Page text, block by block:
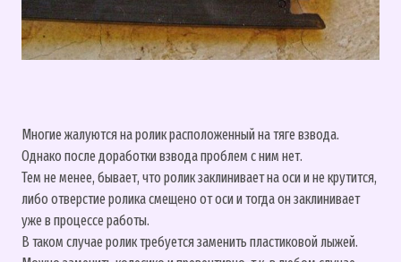
Многие жалуются на ролик расположенный на тяге взвода.
Однако после доработки взвода проблем с ним нет.
Тем не менее, бывает, что ролик заклинивает на оси и не крутится,
либо отверстие ролика смещено от оси и тогда он заклинивает
уже в процессе работы.
В таком случае ролик требуется заменить пластиковой лыжей.